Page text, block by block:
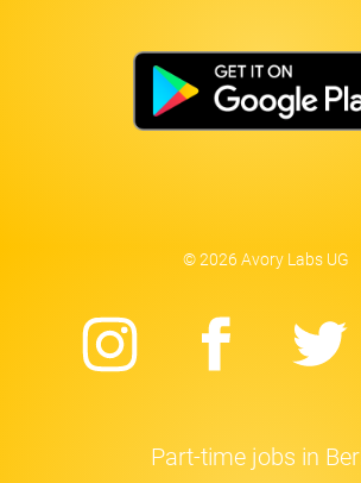
© 2026 Avory Labs UG
Part-time jobs in